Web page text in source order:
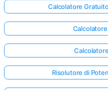
Calcolatore
Risolutore di